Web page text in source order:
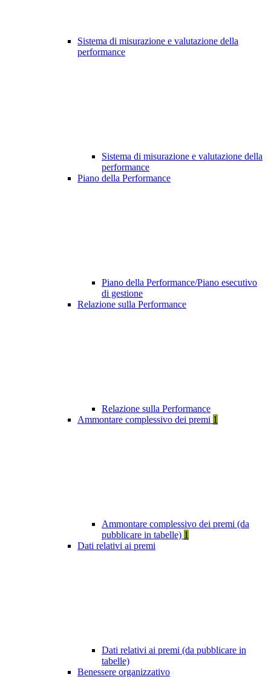
Sistema di misurazione e valutazione della
performance
Sistema di misurazione e valutazione della
performance
Piano della Performance
Piano della Performance/Piano esecutivo
di gestione
Relazione sulla Performance
Relazione sulla Performance
Ammontare complessivo dei premi 1
Ammontare complessivo dei premi (da
pubblicare in tabelle) 1
Dati relativi ai premi
Dati relativi ai premi (da pubblicare in
tabelle)
Benessere organizzativo